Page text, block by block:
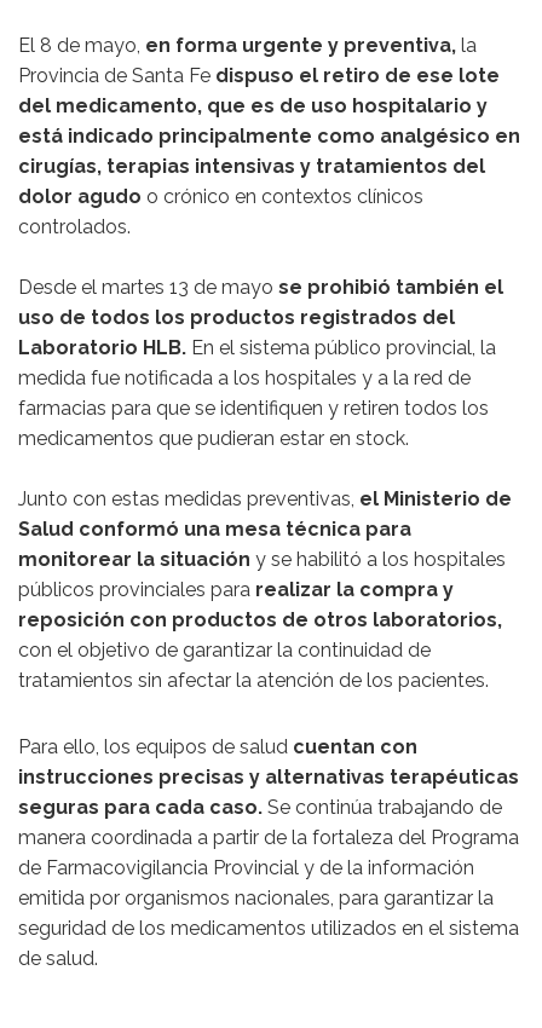
El 8 de mayo, en forma urgente y preventiva, la
Provincia de Santa Fe dispuso el retiro de ese lote
del medicamento, que es de uso hospitalario y
está indicado principalmente como analgésico en
cirugías, terapias intensivas y tratamientos del
dolor agudo o crónico en contextos clínicos
controlados.
Desde el martes 13 de mayo se prohibió también el
uso de todos los productos registrados del
Laboratorio HLB. En el sistema público provincial, la
medida fue notificada a los hospitales y a la red de
farmacias para que se identifiquen y retiren todos los
medicamentos que pudieran estar en stock.
Junto con estas medidas preventivas, el Ministerio de
Salud conformó una mesa técnica para
monitorear la situación y se habilitó a los hospitales
públicos provinciales para realizar la compra y
reposición con productos de otros laboratorios,
con el objetivo de garantizar la continuidad de
tratamientos sin afectar la atención de los pacientes.
Para ello, los equipos de salud cuentan con
instrucciones precisas y alternativas terapéuticas
seguras para cada caso. Se continúa trabajando de
manera coordinada a partir de la fortaleza del Programa
de Farmacovigilancia Provincial y de la información
emitida por organismos nacionales, para garantizar la
seguridad de los medicamentos utilizados en el sistema
de salud.